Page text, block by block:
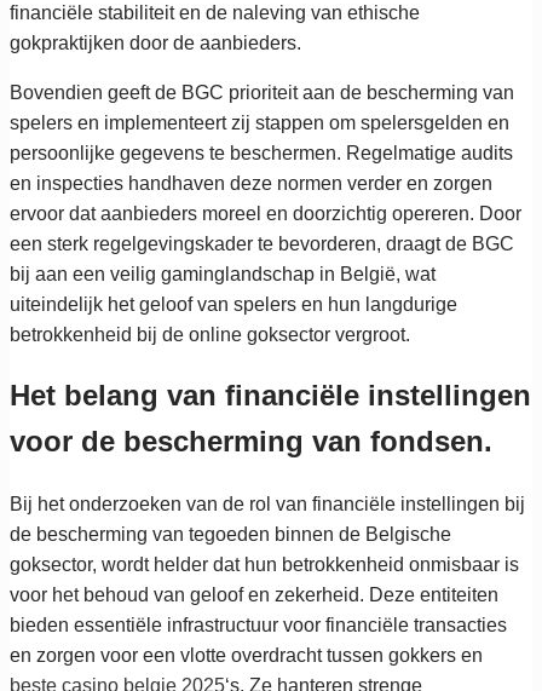
financiële stabiliteit en de naleving van ethische
gokpraktijken door de aanbieders.
Bovendien geeft de BGC prioriteit aan de bescherming van
spelers en implementeert zij stappen om spelersgelden en
persoonlijke gegevens te beschermen. Regelmatige audits
en inspecties handhaven deze normen verder en zorgen
ervoor dat aanbieders moreel en doorzichtig opereren. Door
een sterk regelgevingskader te bevorderen, draagt de BGC
bij aan een veilig gaminglandschap in België, wat
uiteindelijk het geloof van spelers en hun langdurige
betrokkenheid bij de online goksector vergroot.
Het belang van financiële instellingen
voor de bescherming van fondsen.
Bij het onderzoeken van de rol van financiële instellingen bij
de bescherming van tegoeden binnen de Belgische
goksector, wordt helder dat hun betrokkenheid onmisbaar is
voor het behoud van geloof en zekerheid. Deze entiteiten
bieden essentiële infrastructuur voor financiële transacties
en zorgen voor een vlotte overdracht tussen gokkers en
beste casino belgie 2025‘s. Ze hanteren strenge